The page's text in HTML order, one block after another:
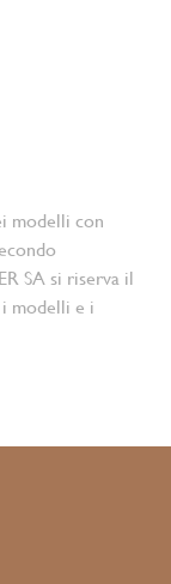
modelli con
SA si riserva il
modelli e i